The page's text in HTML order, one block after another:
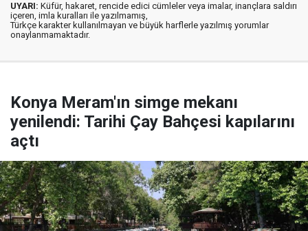
UYARI: Küfür, hakaret, rencide edici cümleler veya imalar, inançlara saldırı
içeren, imla kuralları ile yazılmamış,
Türkçe karakter kullanılmayan ve büyük harflerle yazılmış yorumlar
onaylanmamaktadır.
Konya Meram'ın simge mekanı
yenilendi: Tarihi Çay Bahçesi kapılarını
açtı